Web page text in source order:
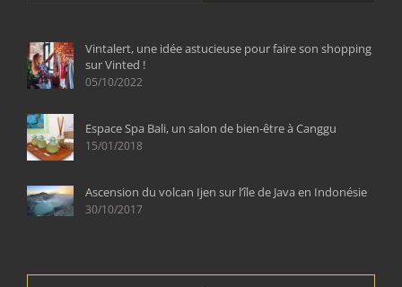
Vintalert, une idée astucieuse pour faire son shopping
sur Vinted !
05/10/2022
Espace Spa Bali, un salon de bien-être à Canggu
15/01/2018
Ascension du volcan Ijen sur l’île de Java en Indonésie
30/10/2017